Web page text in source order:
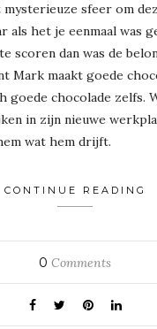
sfeer om
als het je eenmaal was
scoren dan was de
Mark maakt goede
goede chocolade zelfs.
in zijn nieuwe
wat hem drijft.
CONTINUE READING
0 Comments